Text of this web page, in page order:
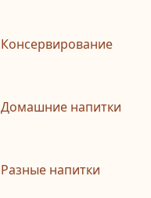
Консервирование
Домашние напитки
Разные напитки